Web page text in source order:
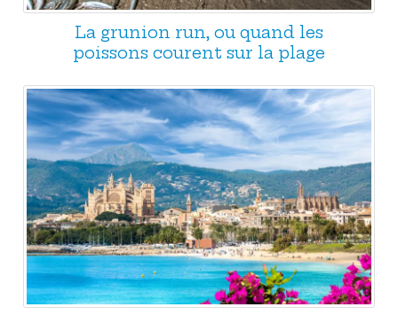
La grunion run, ou quand les
poissons courent sur la plage